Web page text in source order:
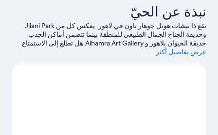
نبذة عن الحيّ
تقع ذا نيشات هوتل جوهار تاون في لاهور. يعكس كل من Jilani Park
وحديقة الجناح الجمال الطبيعي للمنطقة بينما تتضمن أماكن الجذب
حديقة الحيوان بلاهور و Alhamra Art Gallery.هل تطلع إلى الاستمتاع
بحضور حدث أو مباراة في أثناء تواجدك في المدينة؟ احظ بمشاهدة ما
للسفر إلى لاهور
عرض تفاصيل أكثر